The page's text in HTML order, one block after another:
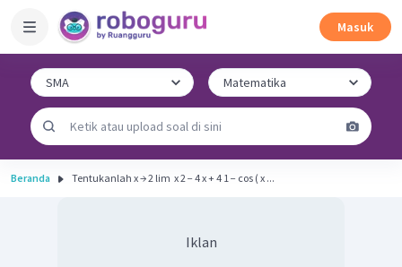
Masuk
Beranda Tentukanlah x → 2 lim ​ x 2 − 4 x + 4 1 − cos ( x ...
Iklan